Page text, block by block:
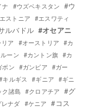
ナ #ウズベキスタン
#ウ
ストニア #エスワティ
ルバドル #オセアニ
ア #オーストリア #カ
ーン #カントン旗 #カ
ボン #ガンビア #ガー
キルギス #ギニア #ギニ
ク諸島 #クロアチア
#グ
ナダ #ケニア
#コス